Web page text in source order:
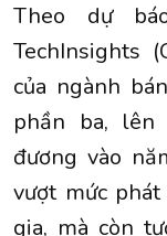
Theo dự
TechInsights
của ngành
phần ba,
đương vào
vượt mức
gia, mà còn